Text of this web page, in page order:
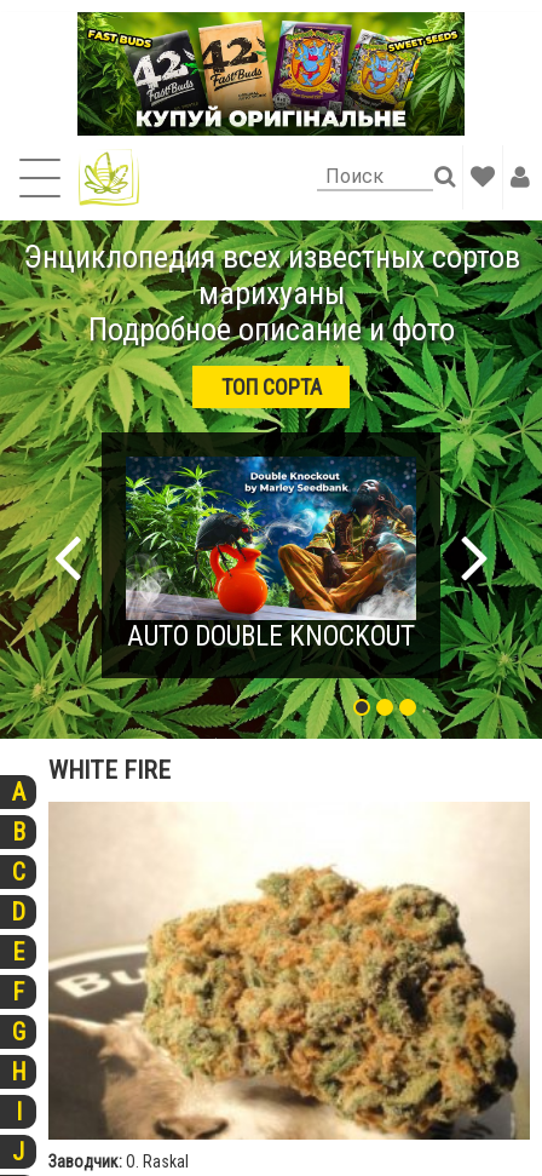
Энциклопедия всех известных сортов
марихуаны
Подробное описание и фото
ТОП СОРТА
AUTO DOUBLE KNOCKOUT
A
B
C
D
E
F
G
H
I
J
WHITE FIRE
Заводчик:О. Raskal